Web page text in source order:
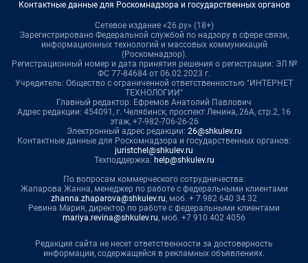
Контактные данные для Роскомнадзора и государственных органов
Сетевое издание «26.ру» (18+)
Зарегистрировано Федеральной службой по надзору в сфере связи,
информационных технологий и массовых коммуникаций
(Роскомнадзор).
Регистрационный номер и дата принятия решения о регистрации: ЭЛ №
ФС 77-84684 от 06.02.2023 г.
Учредитель: Общество с ограниченной ответственностью "ИНТЕРНЕТ
ТЕХНОЛОГИИ"
Главный редактор: Ефремов Анатолий Павлович
Адрес редакции: 454091, г. Челябинск, проспект Ленина, 26А, стр.2, 16
этаж, +7-982-706-26-26
Электронный адрес редакции: 26@shkulev.ru
Контактные данные для Роскомнадзора и государственных органов:
juristchel@shkulev.ru
Техподдержка: help@shkulev.ru
По вопросам коммерческого сотрудничества:
Жапарова Жанна, менеджер по работе с федеральными клиентами
zhanna.zhaparova@shkulev.ru, моб. + 7 982 640 34 32
Ревина Мария, директор по работе с федеральными клиентами
mariya.revina@shkulev.ru, моб. +7 910 402 4056
Редакция сайта не несет ответственности за достоверность
информации, содержащейся в рекламных объявлениях.